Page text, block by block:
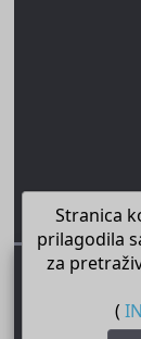
Stranica
prilagodila
za
(